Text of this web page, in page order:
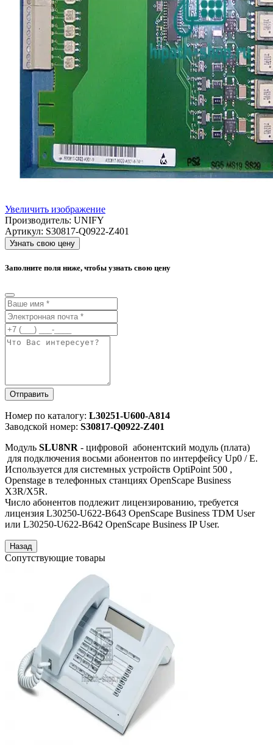
Увеличить изображение
Производитель: UNIFY
Артикул: S30817-Q0922-Z401
Узнать свою цену
Заполните поля ниже, чтобы узнать свою цену
Отправить
Номер по каталогу: L30251-U600-A814
Заводской номер: S30817-Q0922-Z401
Модуль SLU8NR - цифровой абонентский модуль (плата)
для подключения восьми абонентов по интерфейсу Up0 / E.
Используется для системных устройств OptiPoint 500 ,
Openstage в телефонных станциях OpenScape Business
X3R/X5R.
Число абонентов подлежит лицензированию, требуется
лицензия L30250-U622-B643 OpenScape Business TDM User
или L30250-U622-B642 OpenScape Business IP User.
Сопутствующие товары